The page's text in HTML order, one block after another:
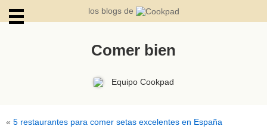
los blogs de
Comer bien
Equipo Cookpad
« 5 restaurantes para comer setas excelentes en España